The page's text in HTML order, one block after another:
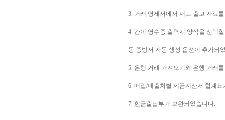
3. 거래 명세서에서 재고 출고 자료
4. 간이 영수증 출력시 양식을 선택
동 증빙서 자동 생성 옵션이 추가되
5. 은행 거래 가져오기와 은행 거래
6. 매입/매출처별 세금계산서 합계
7. 현금출납부가 보완되었습니다.